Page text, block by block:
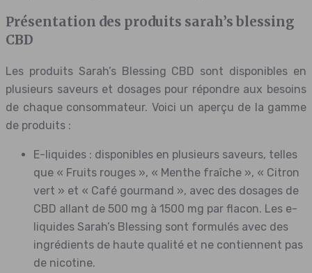
Présentation des produits sarah’s blessing
CBD
Les produits Sarah’s Blessing CBD sont disponibles en
plusieurs saveurs et dosages pour répondre aux besoins
de chaque consommateur. Voici un aperçu de la gamme
de produits :
E-liquides : disponibles en plusieurs saveurs, telles
que « Fruits rouges », « Menthe fraîche », « Citron
vert » et « Café gourmand », avec des dosages de
CBD allant de 500 mg à 1500 mg par flacon. Les e-
liquides Sarah’s Blessing sont formulés avec des
ingrédients de haute qualité et ne contiennent pas
de nicotine.